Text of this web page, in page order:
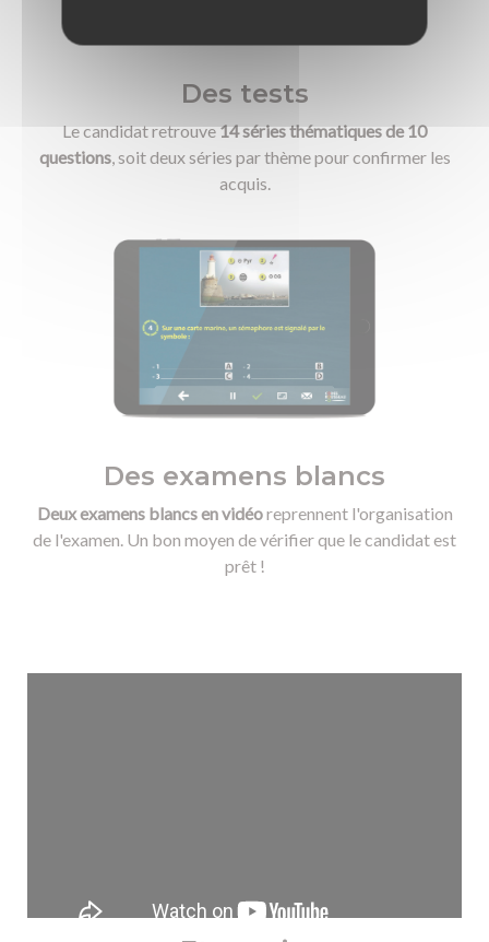
Textile et bagagerie Club Rousseau
Des tests
Le candidat retrouve14 séries thématiques de 10
questions, soit deux séries par thème pour confirmer les
acquis.
Des examens blancs
Deux examens blancs en vidéoreprennent l'organisation
de l'examen. Un bon moyen de vérifier que le candidat est
prêt !